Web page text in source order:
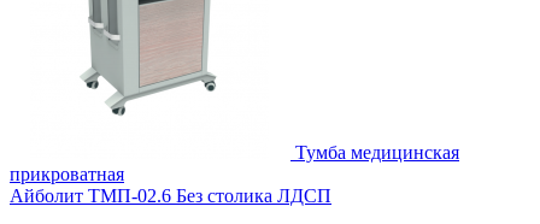
Тумба медицинская
прикроватная
Айболит ТМП-02.6 Без столика ЛДСП